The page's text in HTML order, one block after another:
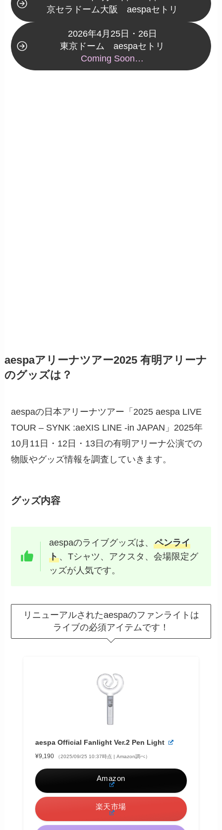
京セラドーム大阪 aespaセトリ
2026年4月25日・26日
東京ドーム aespaセトリ
Coming Soon…
aespaアリーナツアー2025 有明アリーナ
のグッズは？
aespaの日本アリーナツアー「2025 aespa LIVE
TOUR – SYNK :aeXIS LINE -in JAPAN」2025年
10月11日・12日・13日の有明アリーナ公演での
物販やグッズ情報を調査していきます。
グッズ内容
aespaのライブグッズは、 ペンライ
ト、Tシャツ、アクスタ、会場限定グ
ッズが人気です。
リニューアルされたaespaのファンライトは
ライブの必須アイテムです！
aespa Official Fanlight Ver.2 Pen Light
¥9,190 （2025/09/25 10:37時点 | Amazon調べ）
Amazon
楽天市場